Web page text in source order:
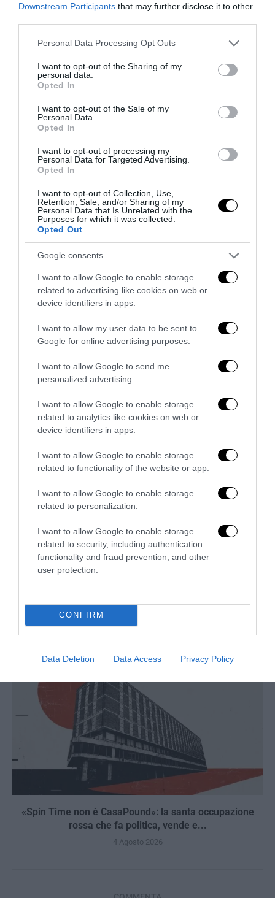
Downstream Participants that may further disclose it to other
Please note that this website/app uses one or more Google
not limited to your visit or usage behaviour. You may click to
grant or deny consent to Google and its third-party tags to
use your data for below specified purposes in below Google
consent section.
Personal Data Processing Opt Outs
I want to opt-out of the Sharing of my
personal data.
Opted In
I want to opt-out of the Sale of my
Personal Data.
Opted In
I want to opt-out of processing my
Personal Data for Targeted Advertising.
Opted In
I want to opt-out of Collection, Use,
Retention, Sale, and/or Sharing of my
Personal Data that Is Unrelated with the
Purposes for which it was collected.
Opted Out
Google consents
I want to allow Google to enable storage
related to advertising like cookies on web or
device identifiers in apps.
I want to allow my user data to be sent to
Google for online advertising purposes.
I want to allow Google to send me
personalized advertising.
I want to allow Google to enable storage
related to analytics like cookies on web or
device identifiers in apps.
I want to allow Google to enable storage
related to functionality of the website or app.
I want to allow Google to enable storage
related to personalization.
I want to allow Google to enable storage
related to security, including authentication
functionality and fraud prevention, and other
user protection.
CONFIRM
Data Deletion Data Access Privacy Policy
La Camera boccia il patentino antifascista per parlare a
Montecitorio: palo clamoroso del Pd
5 Agosto 2026
La sinistra è così serva delle toghe da odiare persino il
ricordo di Enzo...
5 Agosto 2026
«Spin Time non è CasaPound»: la santa occupazione
rossa che fa politica, vende e...
4 Agosto 2026